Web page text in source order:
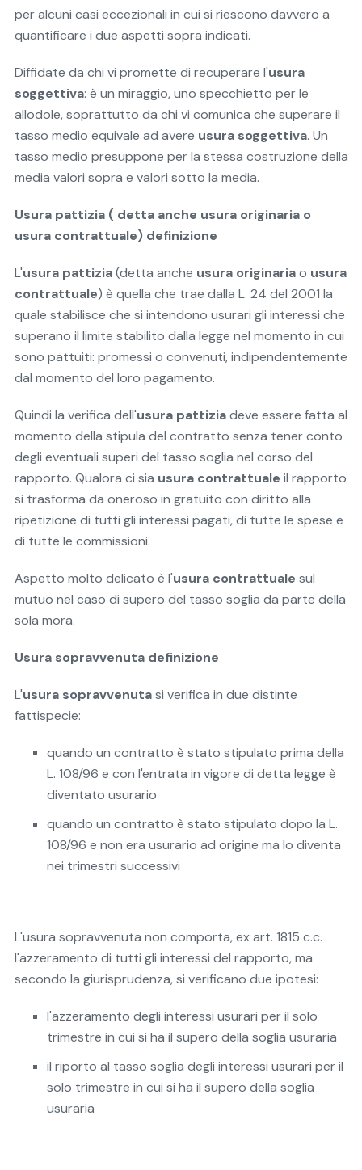
per alcuni casi eccezionali in cui si riescono davvero a
quantificare i due aspetti sopra indicati.
Diffidate da chi vi promette di recuperare l'usura
soggettiva: è un miraggio, uno specchietto per le
allodole, soprattutto da chi vi comunica che superare il
tasso medio equivale ad avere usura soggettiva. Un
tasso medio presuppone per la stessa costruzione della
media valori sopra e valori sotto la media.
Usura pattizia ( detta anche usura originaria o
usura contrattuale) definizione
L'usura pattizia(detta anche usura originariao usura
contrattuale) è quella che trae dalla L. 24 del 2001 la
quale stabilisce che si intendono usurari gli interessi che
superano il limite stabilito dalla legge nel momento in cui
sono pattuiti: promessi o convenuti, indipendentemente
dal momento del loro pagamento.
Quindi la verifica dell'usura pattiziadeve essere fatta al
momento della stipula del contratto senza tener conto
degli eventuali superi del tasso soglia nel corso del
rapporto. Qualora ci sia usura contrattuale il rapporto
si trasforma da oneroso in gratuito con diritto alla
ripetizione di tutti gli interessi pagati, di tutte le spese e
di tutte le commissioni.
Aspetto molto delicato è l'usura contrattuale sul
mutuo nel caso di supero del tasso soglia da parte della
sola mora.
Usura sopravvenuta definizione
L'usura sopravvenutasi verifica in due distinte
fattispecie:
quando un contratto è stato stipulato prima della
L. 108/96 e con l'entrata in vigore di detta legge è
diventato usurario
quando un contratto è stato stipulato dopo la L.
108/96 e non era usurario ad origine ma lo diventa
nei trimestri successivi
L'usura sopravvenuta non comporta, ex art. 1815 c.c.
l'azzeramento di tutti gli interessi del rapporto, ma
secondo la giurisprudenza, si verificano due ipotesi:
l'azzeramento degli interessi usurari per il solo
trimestre in cui si ha il supero della soglia usuraria
il riporto al tasso soglia degli interessi usurari per il
solo trimestre in cui si ha il supero della soglia
usuraria